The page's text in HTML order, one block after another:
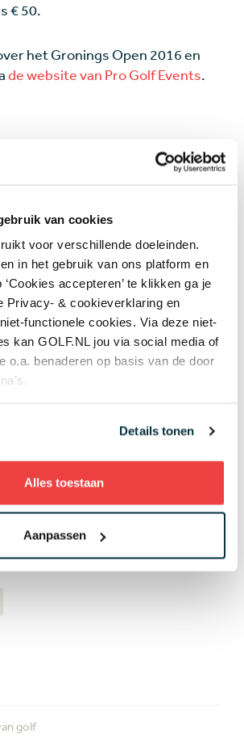
van cookies
voor verschillende doeleinden.
in het gebruik van ons platform en
accepteren’ te klikken ga je
Privacy- & cookieverklaring en
functionele cookies. Via deze niet-
kan GOLF.NL jou via social media of
o.a. benaderen op basis van de door
Details tonen
Alles toestaan
Aanpassen
€ 50.
het Gronings Open 2016 en
de website van Pro Golf Events.
en accepteer marketing
The Fox gekocht door Brabantse
maar gaat er ook gegolft
07 AUG
leeftijd geen grenzen: 50 jaar
tussen de oudste en jongste
Women's Amateur
van jeugdtour gevonden in
'Er kwam een enorme
07 AUG
golf